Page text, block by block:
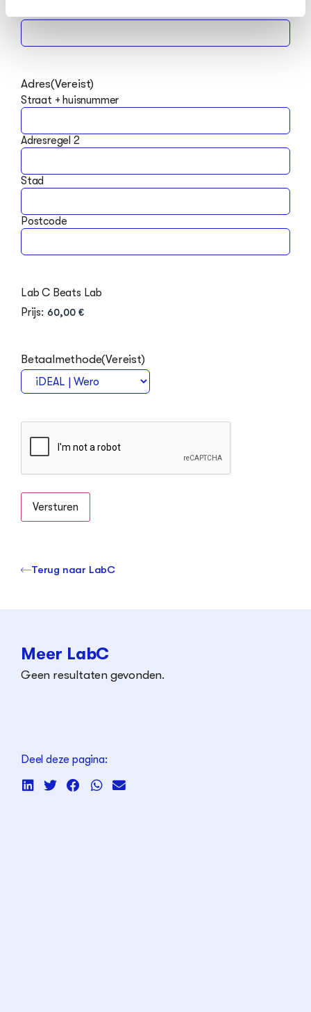
Adres(Vereist)
Straat + huisnummer
Adresregel 2
Stad
Postcode
Lab C Beats Lab
Prijs:
Betaalmethode(Vereist)
Terug naar LabC
Meer LabC
Geen resultaten gevonden.
Deel deze pagina: